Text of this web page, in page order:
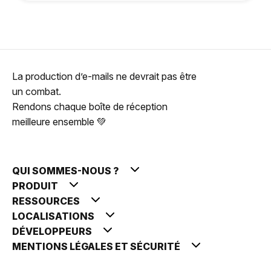
La production d’e-mails ne devrait pas être
un combat.
Rendons chaque boîte de réception
meilleure ensemble 💚
QUI SOMMES-NOUS ?
PRODUIT
RESSOURCES
LOCALISATIONS
DÉVELOPPEURS
MENTIONS LÉGALES ET SÉCURITÉ